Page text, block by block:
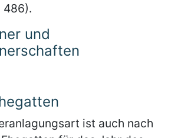
486).
und
ist auch nach